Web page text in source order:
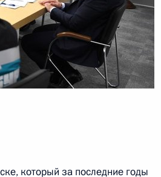
который за последние годы